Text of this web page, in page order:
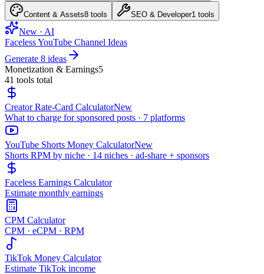
Content & Assets8 tools SEO & Developer1 tools
New · AI
Faceless YouTube Channel Ideas
Generate 8 ideas
Monetization & Earnings5
41 tools total
Creator Rate-Card CalculatorNew
What to charge for sponsored posts · 7 platforms
YouTube Shorts Money CalculatorNew
Shorts RPM by niche · 14 niches · ad-share + sponsors
Faceless Earnings Calculator
Estimate monthly earnings
CPM Calculator
CPM · eCPM · RPM
TikTok Money Calculator
Estimate TikTok income